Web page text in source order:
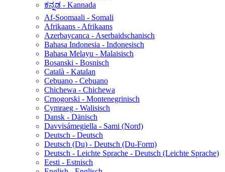
ಕನ್ನಡ - Kannada
Af-Soomaali - Somali
Afrikaans - Afrikaans
Azerbaycanca - Aserbaidschanisch
Bahasa Indonesia - Indonesisch
Bahasa Melayu - Malaisisch
Bosanski - Bosnisch
Català - Katalan
Cebuano - Cebuano
Chichewa - Chichewa
Crnogorski - Montenegrinisch
Cymraeg - Walisisch
Dansk - Dänisch
Davvisámegiella - Sami (Nord)
Deutsch - Deutsch
Deutsch (Du) - Deutsch (Du-Form)
Deutsch - Leichte Sprache - Deutsch (Leichte Sprache)
Eesti - Estnisch